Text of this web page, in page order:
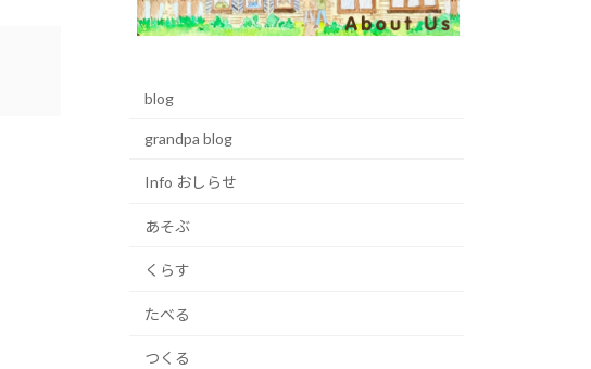
blog
grandpa blog
Info おしらせ
あそぶ
くらす
たべる
つくる